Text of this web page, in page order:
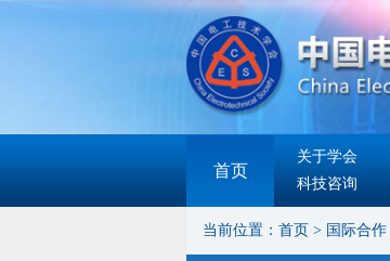
首页
关于学会
科技咨询
当前位置： 首页 > 国际合作